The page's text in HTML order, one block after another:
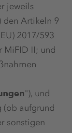
jeweils
den Artikeln 9
2017/593
MiFID II; und
"), und
(ob aufgrund
sonstigen